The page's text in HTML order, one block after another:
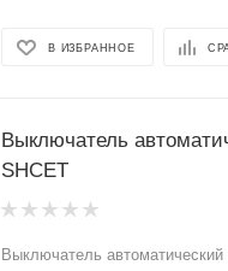
В ИЗБРАННОЕ
Выключатель
SHCET
Выключатель